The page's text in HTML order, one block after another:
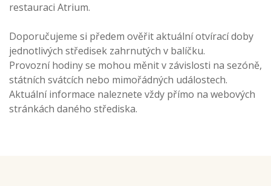
restauraci Atrium.
Doporučujeme si předem ověřit aktuální otvírací doby
jednotlivých středisek zahrnutých v balíčku.
Provozní hodiny se mohou měnit v závislosti na sezóně,
státních svátcích nebo mimořádných událostech.
Aktuální informace naleznete vždy přímo na webových
stránkách daného střediska.